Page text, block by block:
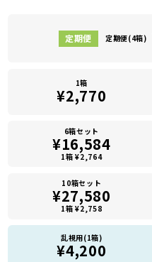
定期便(4箱)
1箱
¥2,770
6箱セット
¥16,584
1箱 ¥2,764
10箱セット
¥27,580
1箱 ¥2,758
乱視用(1箱)
¥4,200